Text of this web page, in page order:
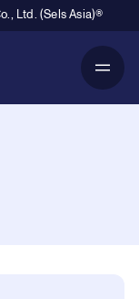
Ltd. (Sels Asia)®